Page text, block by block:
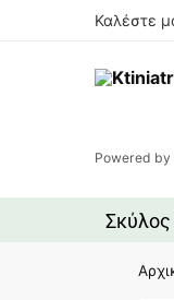
Καλέστε
Powered by
Σκύλος